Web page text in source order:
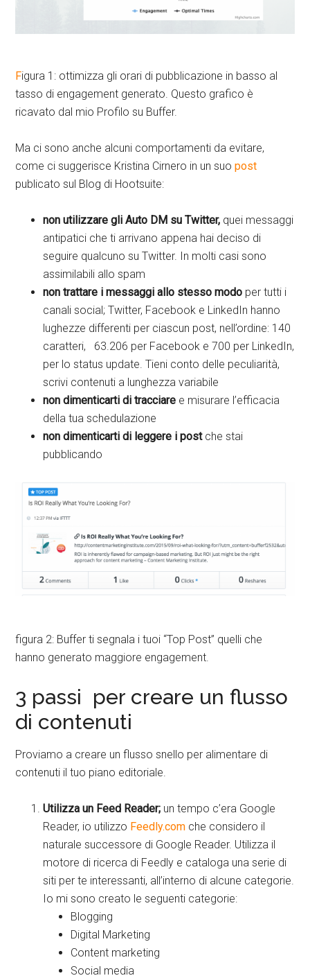
Figura 1: ottimizza gli orari di pubblicazione in basso al
tasso di engagement generato. Questo grafico è
ricavato dal mio Profilo su Buffer.
Ma ci sono anche alcuni comportamenti da evitare,
come ci suggerisce Kristina Cirnero in un suopost
publicato sul Blog di Hootsuite:
non utilizzare gli Auto DM su Twitter, quei messaggi
antipatici che ti arrivano appena hai deciso di
seguire qualcuno su Twitter. In molti casi sono
assimilabili allo spam
non trattare i messaggi allo stesso modo per tutti i
canali social; Twitter, Facebook e LinkedIn hanno
lughezze differenti per ciascun post, nell’ordine: 140
caratteri, 63.206 per Facebook e 700 per LinkedIn,
per lo status update. Tieni conto delle peculiarità,
scrivi contenuti a lunghezza variabile
non dimenticarti di tracciare e misurare l’efficacia
della tua schedulazione
non dimenticarti di leggere i postche stai
pubblicando
figura 2: Buffer ti segnala i tuoi “Top Post” quelli che
hanno generato maggiore engagement.
3 passi per creare un flusso
di contenuti
Proviamo a creare un flusso snello per alimentare di
contenuti il tuo piano editoriale.
Utilizza un Feed Reader; un tempo c’era Google
Reader, io utilizzo Feedly.com che considero il
naturale successore di Google Reader. Utilizza il
motore di ricerca di Feedly e cataloga una serie di
siti per te interessanti, all’interno di alcune categorie.
Io mi sono creato le seguenti categorie:
Blogging
Digital Marketing
Content marketing
Social media